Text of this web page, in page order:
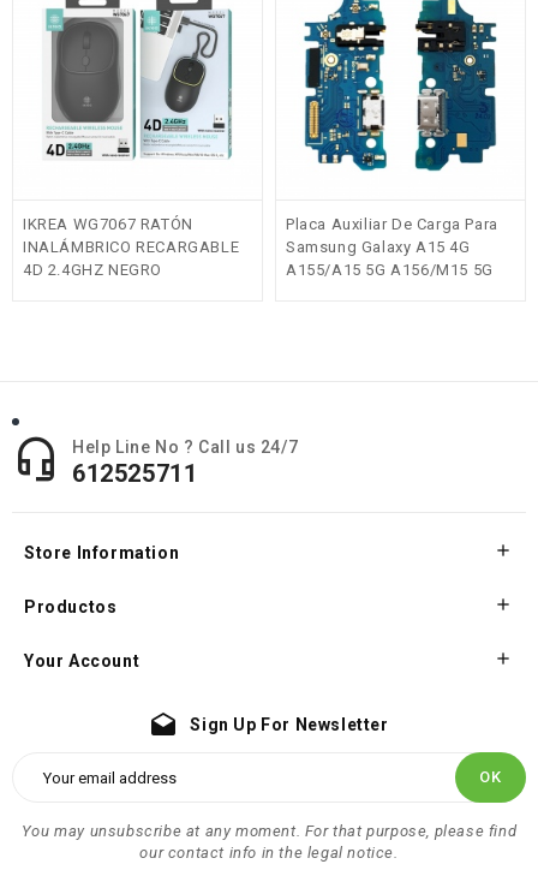
IKREA WG7067 RATÓN
INALÁMBRICO RECARGABLE
4D 2.4GHZ NEGRO
Placa Auxiliar De Carga Para
Samsung Galaxy A15 4G
A155/A15 5G A156/M15 5G
 Help Line No ? Call us 24/7
612525711
Store Information 
Productos 
Your Account 
drafts Sign Up For Newsletter
You may unsubscribe at any moment. For that purpose, please find
our contact info in the legal notice.